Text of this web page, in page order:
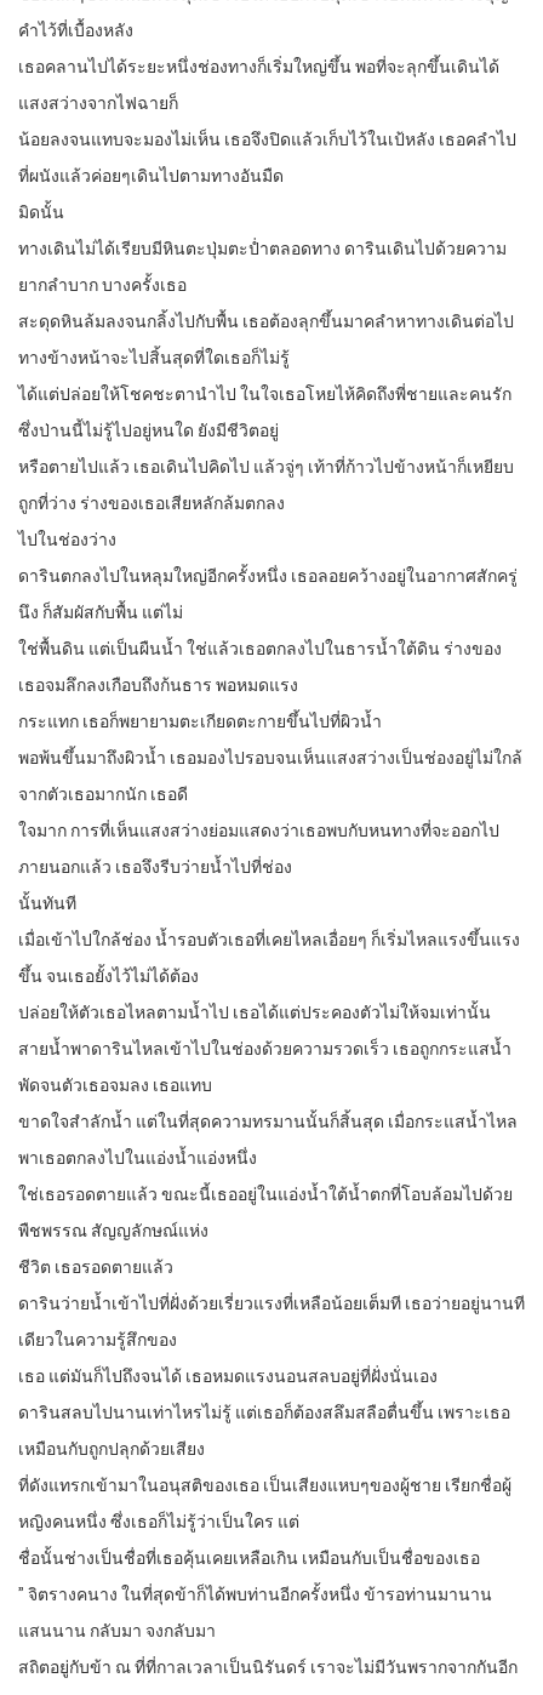
คำไว้ที่เบื้องหลัง
เธอคลานไปได้ระยะหนึ่งช่องทางก็เริ่มใหญ่ขึ้น พอที่จะลุกขึ้นเดินได้
แสงสว่างจากไฟฉายก็
น้อยลงจนแทบจะมองไม่เห็น เธอจึงปิดแล้วเก็บไว้ในเป้หลัง เธอคลำไป
ที่ผนังแล้วค่อยๆเดินไปตามทางอันมืด
มิดนั้น
ทางเดินไม่ได้เรียบมีหินตะปุ่มตะป่ำตลอดทาง ดารินเดินไปด้วยความ
ยากลำบาก บางครั้งเธอ
สะดุดหินล้มลงจนกลิ้งไปกับพื้น เธอต้องลุกขึ้นมาคลำหาทางเดินต่อไป
ทางข้างหน้าจะไปสิ้นสุดที่ใดเธอก็ไม่รู้
ได้แต่ปล่อยให้โชคชะตานำไป ในใจเธอโหยไห้คิดถึงพี่ชายและคนรัก
ซึ่งป่านนี้ไม่รู้ไปอยู่หนใด ยังมีชีวิตอยู่
หรือตายไปแล้ว เธอเดินไปคิดไป แล้วจู่ๆ เท้าที่ก้าวไปข้างหน้าก็เหยียบ
ถูกที่ว่าง ร่างของเธอเสียหลักล้มตกลง
ไปในช่องว่าง
ดารินตกลงไปในหลุมใหญ่อีกครั้งหนึ่ง เธอลอยคว้างอยู่ในอากาศสักครู่
นึง ก็สัมผัสกับพื้น แต่ไม่
ใช่พื้นดิน แต่เป็นผืนน้ำ ใช่แล้วเธอตกลงไปในธารน้ำใต้ดิน ร่างของ
เธอจมลึกลงเกือบถึงก้นธาร พอหมดแรง
กระแทก เธอก็พยายามตะเกียดตะกายขึ้นไปที่ผิวน้ำ
พอพ้นขึ้นมาถึงผิวน้ำ เธอมองไปรอบจนเห็นแสงสว่างเป็นช่องอยู่ไม่ใกล้
จากตัวเธอมากนัก เธอดี
ใจมาก การที่เห็นแสงสว่างย่อมแสดงว่าเธอพบกับหนทางที่จะออกไป
ภายนอกแล้ว เธอจึงรีบว่ายน้ำไปที่ช่อง
นั้นทันที
เมื่อเข้าไปใกล้ช่อง น้ำรอบตัวเธอที่เคยไหลเอื่อยๆ ก็เริ่มไหลแรงขึ้นแรง
ขึ้น จนเธอยั้งไว้ไม่ได้ต้อง
ปล่อยให้ตัวเธอไหลตามน้ำไป เธอได้แต่ประคองตัวไม่ให้จมเท่านั้น
สายน้ำพาดารินไหลเข้าไปในช่องด้วยความรวดเร็ว เธอถูกกระแสน้ำ
พัดจนตัวเธอจมลง เธอแทบ
ขาดใจสำลักน้ำ แต่ในที่สุดความทรมานนั้นก็สิ้นสุด เมื่อกระแสน้ำไหล
พาเธอตกลงไปในแอ่งน้ำแอ่งหนึ่ง
ใช่เธอรอดตายแล้ว ขณะนี้เธออยู่ในแอ่งน้ำใต้น้ำตกที่โอบล้อมไปด้วย
พืชพรรณ สัญญลักษณ์แห่ง
ชีวิต เธอรอดตายแล้ว
ดารินว่ายน้ำเข้าไปที่ฝั่งด้วยเรี่ยวแรงที่เหลือน้อยเต็มที เธอว่ายอยู่นานที
เดียวในความรู้สึกของ
เธอ แต่มันก็ไปถึงจนได้ เธอหมดแรงนอนสลบอยู่ที่ฝั่งนั่นเอง
ดารินสลบไปนานเท่าไหรไม่รู้ แต่เธอก็ต้องสลึมสลือตื่นขึ้น เพราะเธอ
เหมือนกับถูกปลุกด้วยเสียง
ที่ดังแทรกเข้ามาในอนุสติของเธอ เป็นเสียงแหบๆของผู้ชาย เรียกชื่อผู้
หญิงคนหนึ่ง ซึ่งเธอก็ไม่รู้ว่าเป็นใคร แต่
ชื่อนั้นช่างเป็นชื่อที่เธอคุ้นเคยเหลือเกิน เหมือนกับเป็นชื่อของเธอ
” จิตรางคนาง ในที่สุดข้าก็ได้พบท่านอีกครั้งหนึ่ง ข้ารอท่านมานาน
แสนนาน กลับมา จงกลับมา
สถิตอยู่กับข้า ณ ที่ที่กาลเวลาเป็นนิรันดร์ เราจะไม่มีวันพรากจากกันอีก